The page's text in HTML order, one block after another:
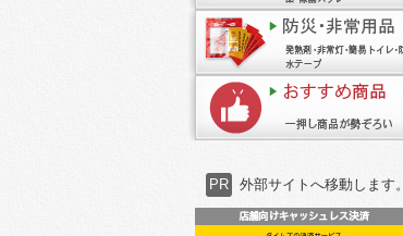
PR 外部サイトへ移動します。